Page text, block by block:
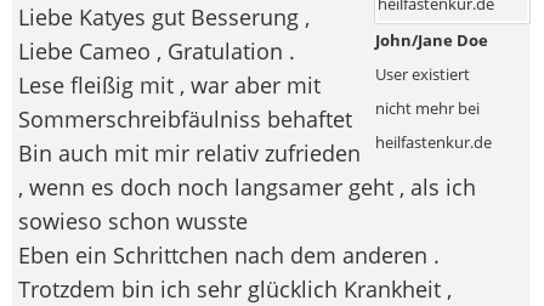
John/Jane Doe
User existiert
nicht mehr bei
heilfastenkur.de
Liebe Katyes gut Besserung ,
Liebe Cameo , Gratulation .
Lese fleißig mit , war aber mit
Sommerschreibfäulniss behaftet
Bin auch mit mir relativ zufrieden
, wenn es doch noch langsamer geht , als ich
sowieso schon wusste
Eben ein Schrittchen nach dem anderen .
Trotzdem bin ich sehr glücklich Krankheit ,